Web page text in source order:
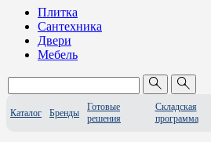
Плитка
Сантехника
Двери
Мебель
Каталог Бренды
Готовые
решения
Складская
программа